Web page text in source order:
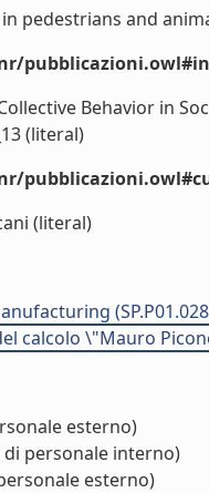
pedestrians and
Behavior in
(literal)
(literal)
calcolo \"Mauro
esterno)
di personale interno)
esterno)